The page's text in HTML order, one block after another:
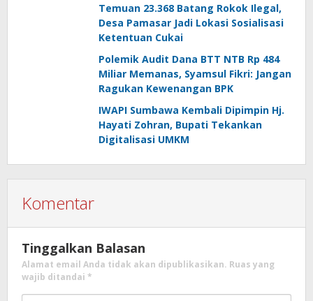
Temuan 23.368 Batang Rokok Ilegal,
Desa Pamasar Jadi Lokasi Sosialisasi
Ketentuan Cukai
Polemik Audit Dana BTT NTB Rp 484
Miliar Memanas, Syamsul Fikri: Jangan
Ragukan Kewenangan BPK
IWAPI Sumbawa Kembali Dipimpin Hj.
Hayati Zohran, Bupati Tekankan
Digitalisasi UMKM
Komentar
Tinggalkan Balasan
Alamat email Anda tidak akan dipublikasikan. Ruas yang
wajib ditandai *